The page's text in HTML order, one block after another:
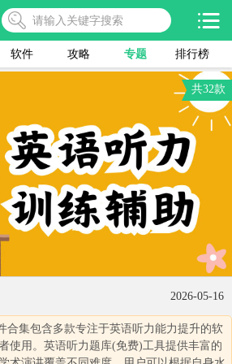
软件 攻略 专题 排行榜
共32款
2026-05-16
合集包含多款专注于英语听力能力提升的软
使用。英语听力题库(免费)工具提供丰富的